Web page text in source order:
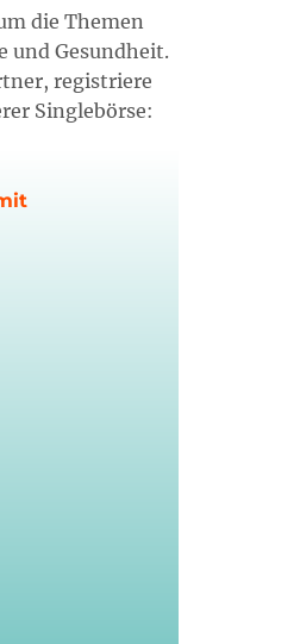
die Themen
und Gesundheit.
registriere
Singlebörse: